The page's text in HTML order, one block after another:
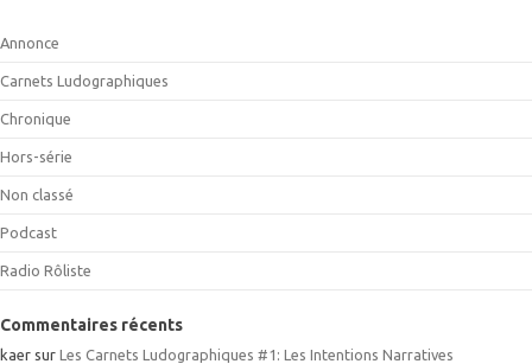
Annonce
Carnets Ludographiques
Chronique
Hors-série
Non classé
Podcast
Radio Rôliste
Commentaires récents
kaer sur Les Carnets Ludographiques #1: Les Intentions Narratives